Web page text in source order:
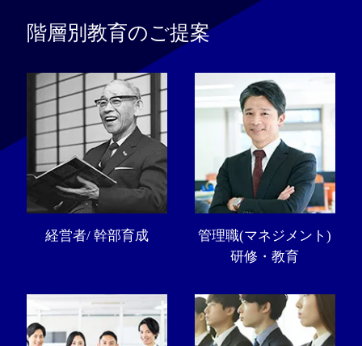
階層別教育のご提案
経営者/ 幹部育成
管理職(マネジメント)
研修・教育